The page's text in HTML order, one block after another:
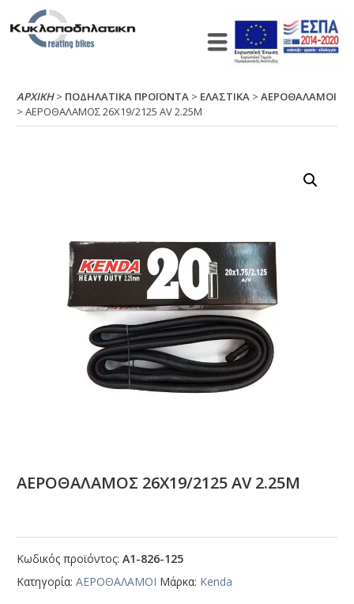
ΑΡΧΙΚΉ> ΠΟΔΗΛΑΤΙΚΑ ΠΡΟΪΟΝΤΑ > ΕΛΑΣΤΙΚΑ >ΑΕΡΟΘΑΛΑΜΟΙ
> ΑΕΡΟΘΑΛΑΜΟΣ 26Χ19/2125 ΑV 2.25Μ
ΑΕΡΟΘΑΛΑΜΟΣ 26Χ19/2125 ΑV 2.25Μ
Κωδικός προϊόντος:Α1-826-125
Κατηγορία:ΑΕΡΟΘΑΛΑΜΟΙ Μάρκα: Kenda